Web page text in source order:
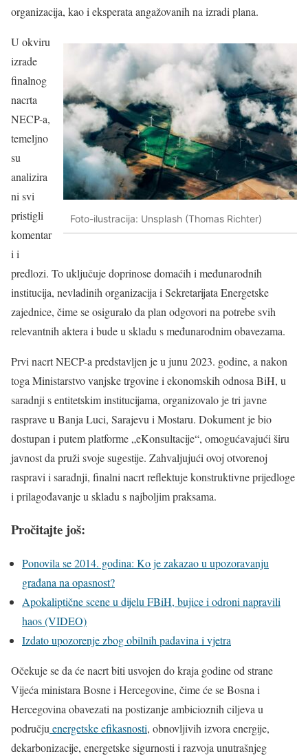
organizacija, kao i eksperata angažovanih na izradi plana.
Foto-ilustracija: Unsplash (Thomas Richter)
U okviru
izrade
finalnog
nacrta
NECP-a,
temeljno
su
analizira
ni svi
pristigli
komentar
i i
predlozi. To uključuje doprinose domaćih i međunarodnih
institucija, nevladinih organizacija i Sekretarijata Energetske
zajednice, čime se osiguralo da plan odgovori na potrebe svih
relevantnih aktera i bude u skladu s međunarodnim obavezama.
Prvi nacrt NECP-a predstavljen je u junu 2023. godine, a nakon
toga Ministarstvo vanjske trgovine i ekonomskih odnosa BiH, u
saradnji s entitetskim institucijama, organizovalo je tri javne
rasprave u Banja Luci, Sarajevu i Mostaru. Dokument je bio
dostupan i putem platforme „eKonsultacije“, omogućavajući širu
javnost da pruži svoje sugestije. Zahvaljujući ovoj otvorenoj
raspravi i saradnji, finalni nacrt reflektuje konstruktivne prijedloge
i prilagođavanje u skladu s najboljim praksama.
Pročitajte još:
Ponovila se 2014. godina: Ko je zakazao u upozoravanju
građana na opasnost?
Apokaliptične scene u dijelu FBiH, bujice i odroni napravili
haos (VIDEO)
Izdato upozorenje zbog obilnih padavina i vjetra
Očekuje se da će nacrt biti usvojen do kraja godine od strane
Vijeća ministara Bosne i Hercegovine, čime će se Bosna i
Hercegovina obavezati na postizanje ambicioznih ciljeva u
području energetske efikasnosti, obnovljivih izvora energije,
dekarbonizacije, energetske sigurnosti i razvoja unutrašnjeg